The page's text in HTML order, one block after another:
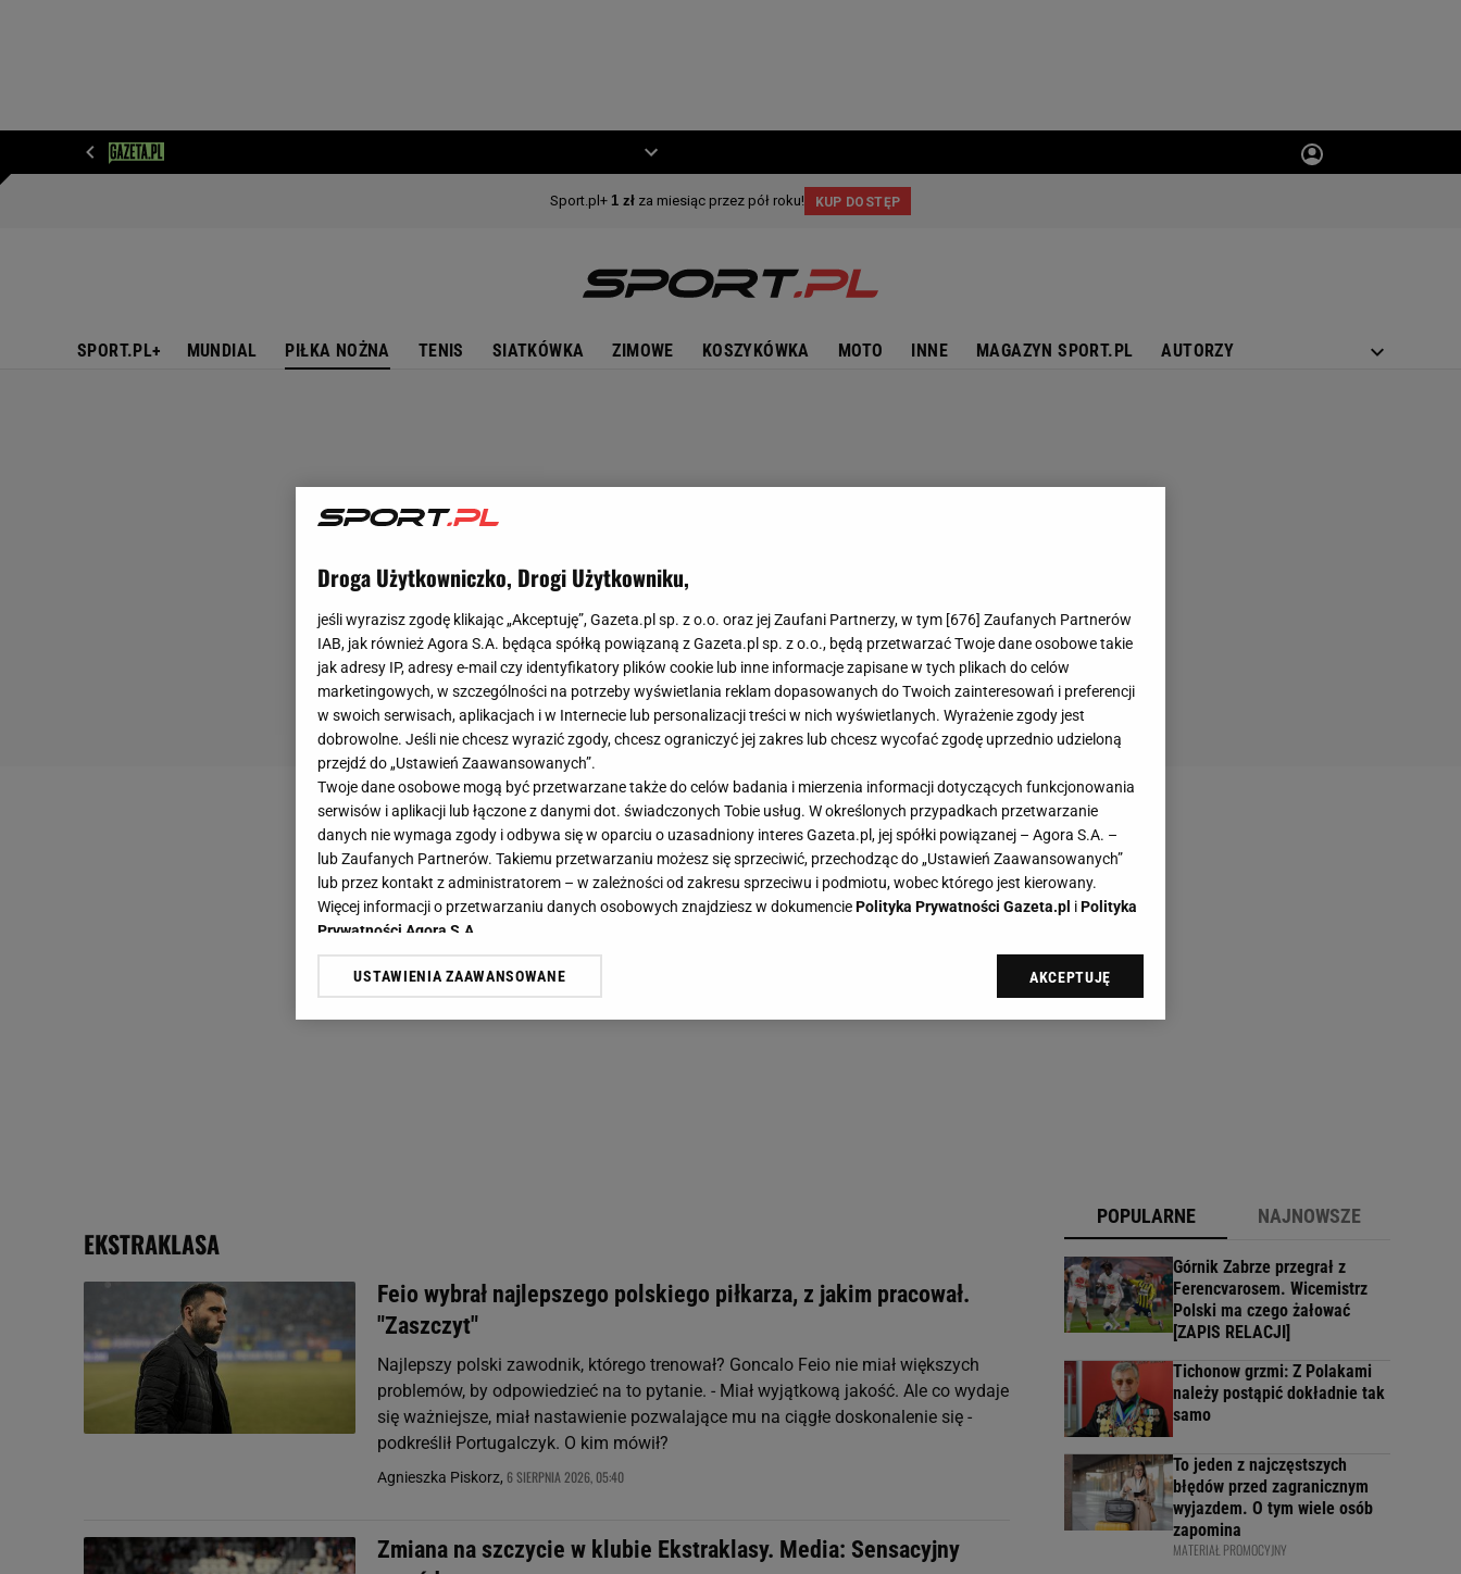
SPORT.PL+ MUNDIAL PIŁKA NOŻNA TENIS SIATKÓWKA ZIMOWE KOSZYKÓWKA MOTO INNE MAGAZYN SPORT.PL AUTORZY
EKSTRAKLASA
Feio wybrał najlepszego polskiego piłkarza, z jakim pracował.
"Zaszczyt"
Najlepszy polski zawodnik, którego trenował? Goncalo Feio nie miał większych
problemów, by odpowiedzieć na to pytanie. - Miał wyjątkową jakość. Ale co wydaje
się ważniejsze, miał nastawienie pozwalające mu na ciągłe doskonalenie się -
podkreślił Portugalczyk. O kim mówił?
Agnieszka Piskorz, 6 SIERPNIA 2026, 05:40
Zmiana na szczycie w klubie Ekstraklasy. Media: Sensacyjny
POPULARNE NAJNOWSZE
Górnik Zabrze przegrał z
Ferencvarosem. Wicemistrz
Polski ma czego żałować
[ZAPIS RELACJI]
Tichonow grzmi: Z Polakami
należy postąpić dokładnie tak
samo
To jeden z najczęstszych
błędów przed zagranicznym
wyjazdem. O tym wiele osób
zapomina
MATERIAŁ PROMOCYJNY
Droga Użytkowniczko, Drogi Użytkowniku,
jeśli wyrazisz zgodę klikając „Akceptuję”, Gazeta.pl sp. z o.o. oraz jej Zaufani Partnerzy, w tym [676] Zaufanych Partnerów
IAB, jak również Agora S.A. będąca spółką powiązaną z Gazeta.pl sp. z o.o., będą przetwarzać Twoje dane osobowe takie
jak adresy IP, adresy e-mail czy identyfikatory plików cookie lub inne informacje zapisane w tych plikach do celów
marketingowych, w szczególności na potrzeby wyświetlania reklam dopasowanych do Twoich zainteresowań i preferencji
w swoich serwisach, aplikacjach i w Internecie lub personalizacji treści w nich wyświetlanych. Wyrażenie zgody jest
dobrowolne. Jeśli nie chcesz wyrazić zgody, chcesz ograniczyć jej zakres lub chcesz wycofać zgodę uprzednio udzieloną
przejdź do „Ustawień Zaawansowanych”.
Twoje dane osobowe mogą być przetwarzane także do celów badania i mierzenia informacji dotyczących funkcjonowania
serwisów i aplikacji lub łączone z danymi dot. świadczonych Tobie usług. W określonych przypadkach przetwarzanie
danych nie wymaga zgody i odbywa się w oparciu o uzasadniony interes Gazeta.pl, jej spółki powiązanej – Agora S.A. –
lub Zaufanych Partnerów. Takiemu przetwarzaniu możesz się sprzeciwić, przechodząc do „Ustawień Zaawansowanych”
lub przez kontakt z administratorem – w zależności od zakresu sprzeciwu i podmiotu, wobec którego jest kierowany.
Więcej informacji o przetwarzaniu danych osobowych znajdziesz w dokumenciePolityka Prywatności Gazeta.pl iPolityka
Prywatności Agora S.A.
Klikając „Akceptuję” wyrażasz też zgodę na zainstalowanie i przechowywanie plików cookie Gazeta.pl sp. z o.o., jej
Zaufanych Partnerów i Agora S.A. na Twoim urządzeniu końcowym. Możesz w każdej chwili zmienić swoje preferencje
USTAWIENIA ZAAWANSOWANE AKCEPTUJĘ